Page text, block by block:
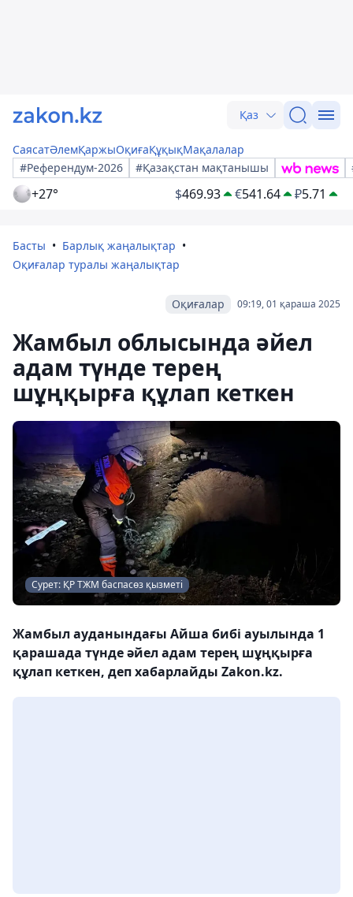
Қаз
СаясатӘлемҚаржыОқиғаҚұқықМақалалар
#Референдум-2026
#Қазақстан мақтанышы
+27° $469.93 €541.64 ₽5.71
Басты
Барлық жаңалықтар
Оқиғалар туралы жаңалықтар
09:19, 01 қараша 2025
Оқиғалар
Жамбыл облысында әйел
адам түнде терең
шұңқырға құлап кеткен
Сурет: ҚР ТЖМ баспасөз қызметі
Жамбыл ауданындағы Айша бибі ауылында 1
қарашада түнде әйел адам терең шұңқырға
құлап кеткен, деп хабарлайды Zakon.kz.